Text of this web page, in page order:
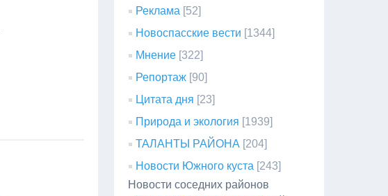
Реклама [52]
Новоспасские вести [1344]
Мнение [322]
Репортаж [90]
Цитата дня [23]
Природа и экология [1939]
ТАЛАНТЫ РАЙОНА [204]
Новости Южного куста [243]
Новости соседних районов